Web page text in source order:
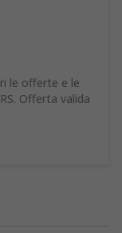
le offerte e le
Offerta valida